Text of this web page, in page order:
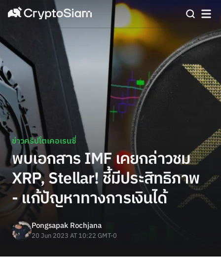
ข่าวคริปโตเคอเรนซี่
พบเอกสาร IMF เคยกล่าวชม
XRP, Stellar! ชี้มีประสิทธิภาพ
- แก้ปัญหาทางการเงินได้
Pongsapak Rochjana
20 Jun 2023 AT 10:22 GMT-0